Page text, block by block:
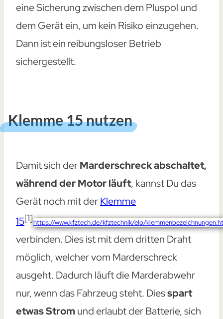
eine Sicherung zwischen dem Pluspol und
dem Gerät ein, um kein Risiko einzugehen.
Dann ist ein reibungsloser Betrieb
sichergestellt.
Klemme 15 nutzen
Damit sich derMarderschreck abschaltet,
während der Motor läuft, kannst Du das
Gerät noch mit derKlemme
15[1]https://www.kfztech.de/kfztechnik/elo/
verbinden. Dies ist mit dem dritten Draht
möglich, welcher vom Marderschreck
ausgeht. Dadurch läuft die Marderabwehr
nur, wenn das Fahrzeug steht. Diesspart
etwas Strom und erlaubt der Batterie, sich